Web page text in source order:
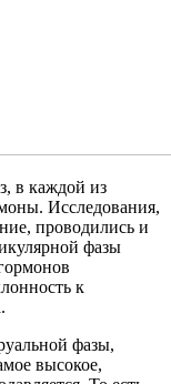
в каждой из
Исследования,
проводились и
фазы
к
фазы,
высокое,